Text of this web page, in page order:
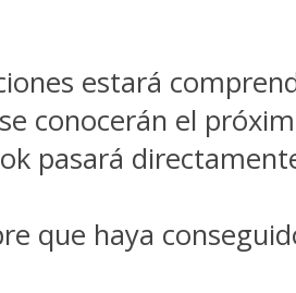
estará
conocerán el
pasará
que haya